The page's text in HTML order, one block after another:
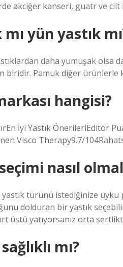
akciğer kanseri, guatr ve
yün yastık
daha yumuşak olsa
biridir. Pamuk diğer ürünlerle
hangisi?
İyi Yastık ÖnerileriEditör
Visco Therapy9.7/
nasıl
türünü istediğinize
dolduran bir yastık
üstü yatıyorsanız orta
mı?